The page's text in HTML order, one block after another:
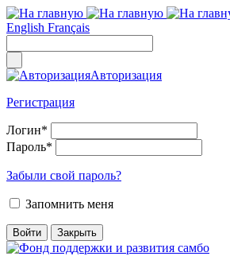
English Français
Авторизация
Регистрация
Логин*
Пароль*
Забыли свой пароль?
Запомнить меня